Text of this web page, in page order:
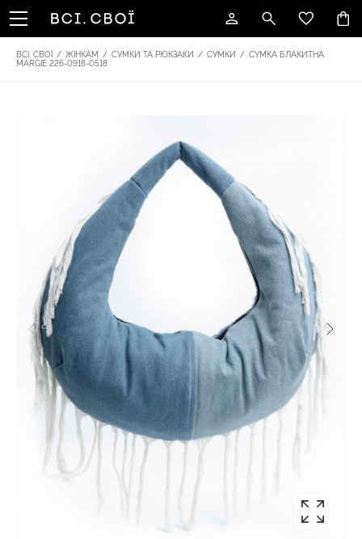
ВСІ. СВОЇ / ЖІНКАМ / СУМКИ ТА РЮКЗАКИ / СУМКИ / СУМКА БЛАКИТНА
MARGIE 226-0918-0518